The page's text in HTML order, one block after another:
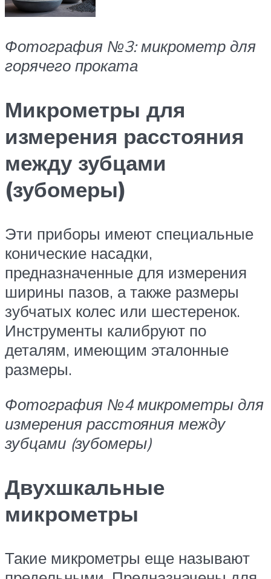
Фотография №3: микрометр для
горячего проката
Микрометры для
измерения расстояния
между зубцами
(зубомеры)
Эти приборы имеют специальные
конические насадки,
предназначенные для измерения
ширины пазов, а также размеры
зубчатых колес или шестеренок.
Инструменты калибруют по
деталям, имеющим эталонные
размеры.
Фотография №4 микрометры для
измерения расстояния между
зубцами (зубомеры)
Двухшкальные
микрометры
Такие микрометры еще называют